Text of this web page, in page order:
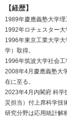
【経歴】
1989年慶應義塾大学理
1992年ロチェスター大
1996年東京工業大学
学）取得。
1996年筑波大学社会工
2008年4月慶應義塾大
在に至る。
2023年4月内閣府 科学
災担当）付上席科学技
研究分野は応用統計解